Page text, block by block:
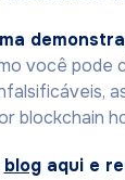
você pode
blockchain
blogaqui e